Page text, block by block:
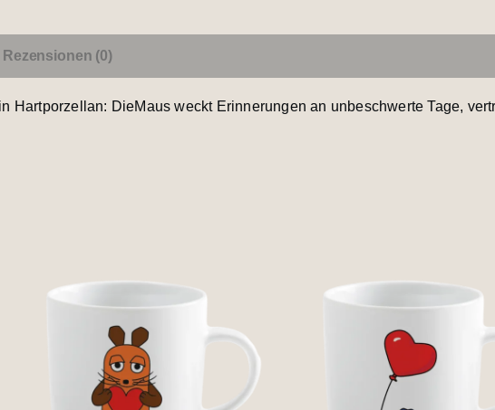
Rezensionen (0)
Hartporzellan: DieMaus weckt Erinnerungen an unbeschwerte Tage,